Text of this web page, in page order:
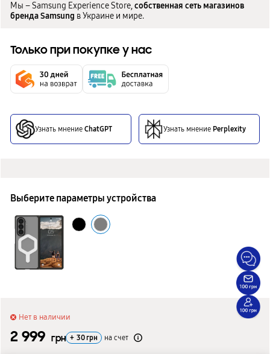
Мы – Samsung Experience Store,собственная сеть магазинов
бренда Samsung в Украине и мире.
Только при покупке у нас
Узнать мнение ChatGPT Узнать мнение Perplexity
Выберите параметры устройства
Нет в наличии
2 999 грн + 30 грн на счет